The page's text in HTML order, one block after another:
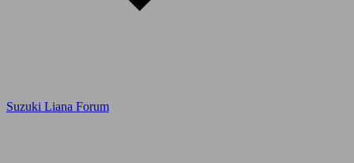
Suzuki Liana Forum